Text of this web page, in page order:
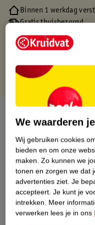
Binnen 1 werkdag
Gratis thuisbezorgd
Gratis retourneren via
Gratis punten met je
Productinformatie
Etiketinformatie
Nature Impact Score
Dit
We waarderen
Wij gebruiken cookies
bieden en om onze
maken. Zo kunnen we
tonen en zorgen we dat
advertenties ziet. Je
accepteert. Je kunt je
intrekken. Meer
verwerken lees je in ons